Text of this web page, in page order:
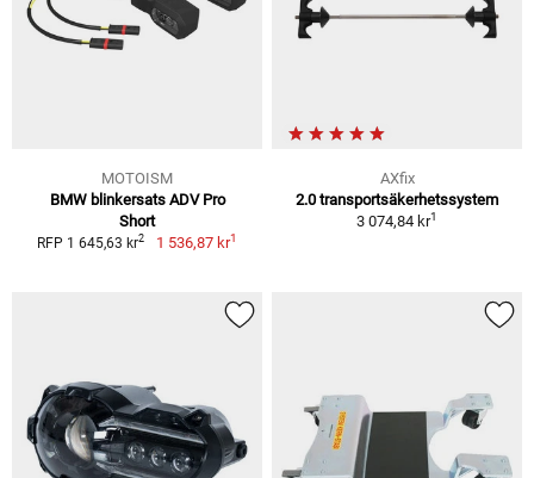
MOTOISM
BMW blinkersats ADV Pro
Short
RFP 1 645,63 kr2 1 536,87 kr1
AXfix
2.0 transportsäkerhetssystem
3 074,84 kr1